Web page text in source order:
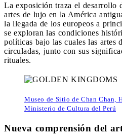
La exposición traza el desarrollo
artes de lujo en la América
la llegada de los europeos a
se exploran las condiciones
políticas bajo las cuales las artes
circuladas, junto con sus
rituales.
Museo de Sitio de Chan Chan,
Ministerio de Cultura del Perú
Nueva comprensión del